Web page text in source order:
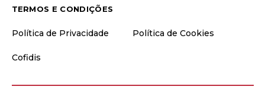
TERMOS E CONDIÇÕES
Política de Privacidade Política de Cookies
Cofidis